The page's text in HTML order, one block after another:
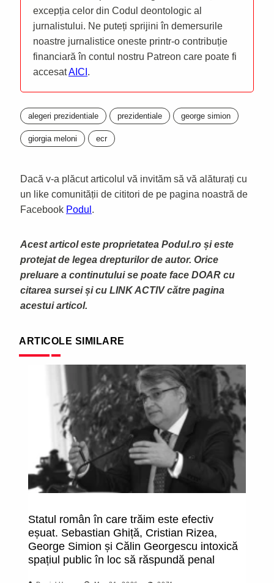
excepția celor din Codul deontologic al
jurnalistului. Ne puteți sprijini în demersurile
noastre jurnalistice oneste printr-o contribuție
financiară în contul nostru Patreon care poate fi
accesatAICI .
alegeri prezidentiale prezidentiale george simion
giorgia meloni ecr
Dacă v-a plăcut articolul vă invităm să vă alăturați cu
un like comunității de cititori de pe pagina noastră de
Facebook Podul .
Acest articol este proprietatea Podul.ro și este
protejat de legea drepturilor de autor. Orice
preluare a continutului se poate face DOAR cu
citarea sursei și cu LINK ACTIV către pagina
acestui articol.
ARTICOLE SIMILARE
Statul român în care trăim este efectiv
eșuat. Sebastian Ghiță, Cristian Rizea,
George Simion și Călin Georgescu intoxică
spațiul public în loc să răspundă penal